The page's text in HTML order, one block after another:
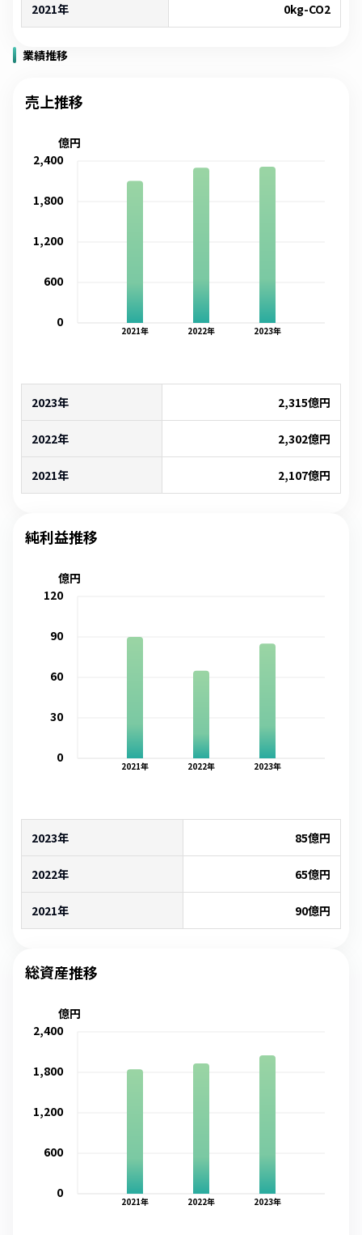
2021年 0kg-CO2
業績推移
売上推移
2021年 2022年 2023年
0
600
1,200
1,800
2,400
億円
2023年 2,315億円
2022年 2,302億円
2021年 2,107億円
純利益推移
2021年 2022年 2023年
0
30
60
90
120
億円
2023年 85億円
2022年 65億円
2021年 90億円
総資産推移
2021年 2022年 2023年
0
600
1,200
1,800
2,400
億円